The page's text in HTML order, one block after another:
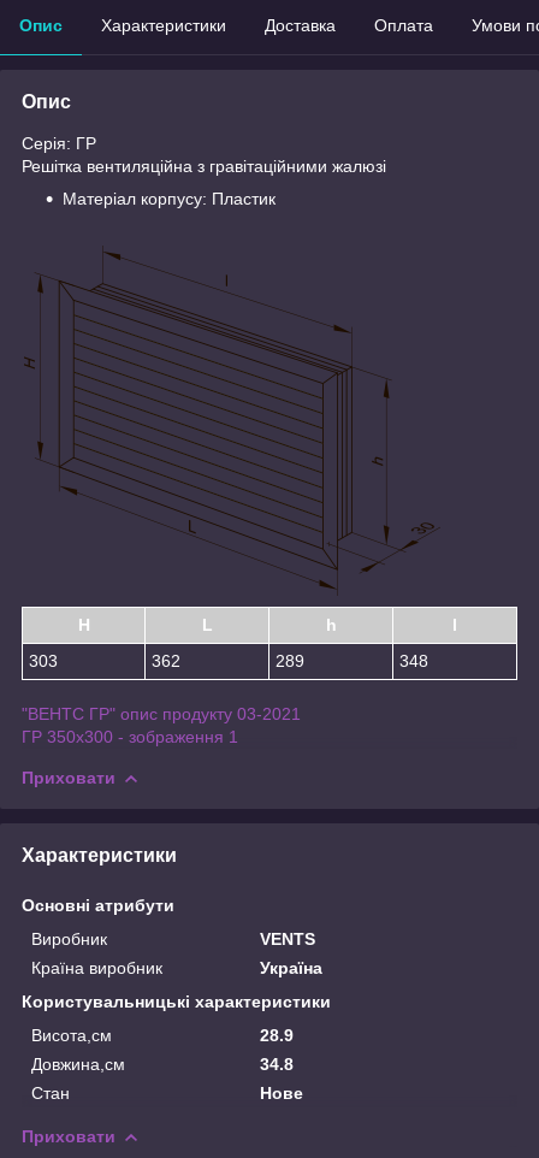
Опис Характеристики Доставка Оплата Умови
Опис
Серія: ГР
Решітка вентиляційна з гравітаційними жалюзі
Матеріал корпусу: Пластик
H L h
l
303
362 289 348
"ВЕНТС ГР" опис продукту 03-2021
ГР 350х300 - зображення 1
Приховати
Характеристики
Основні атрибути
Виробник
VENTS
Країна виробник
Україна
Користувальницькі характеристики
Висота,см
28.9
Довжина,см
34.8
Стан
Нове
Приховати